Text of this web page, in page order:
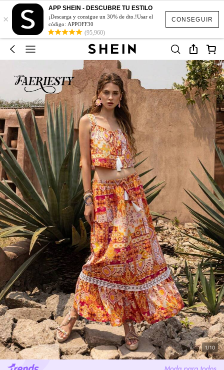
CONSEGUIR
×
APP SHEIN - DESCUBRE TU ESTILO
¡Descarga y consigue un 30% de dto.!Usar el
código: APPOFF30
(95,960)
1/10